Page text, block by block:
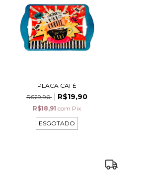
PLACA CAFÉ
R$29,90
R$19,90
R$18,91 com Pix
ESGOTADO